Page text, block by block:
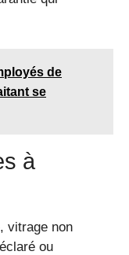
de
se
à
vitrage non
ou